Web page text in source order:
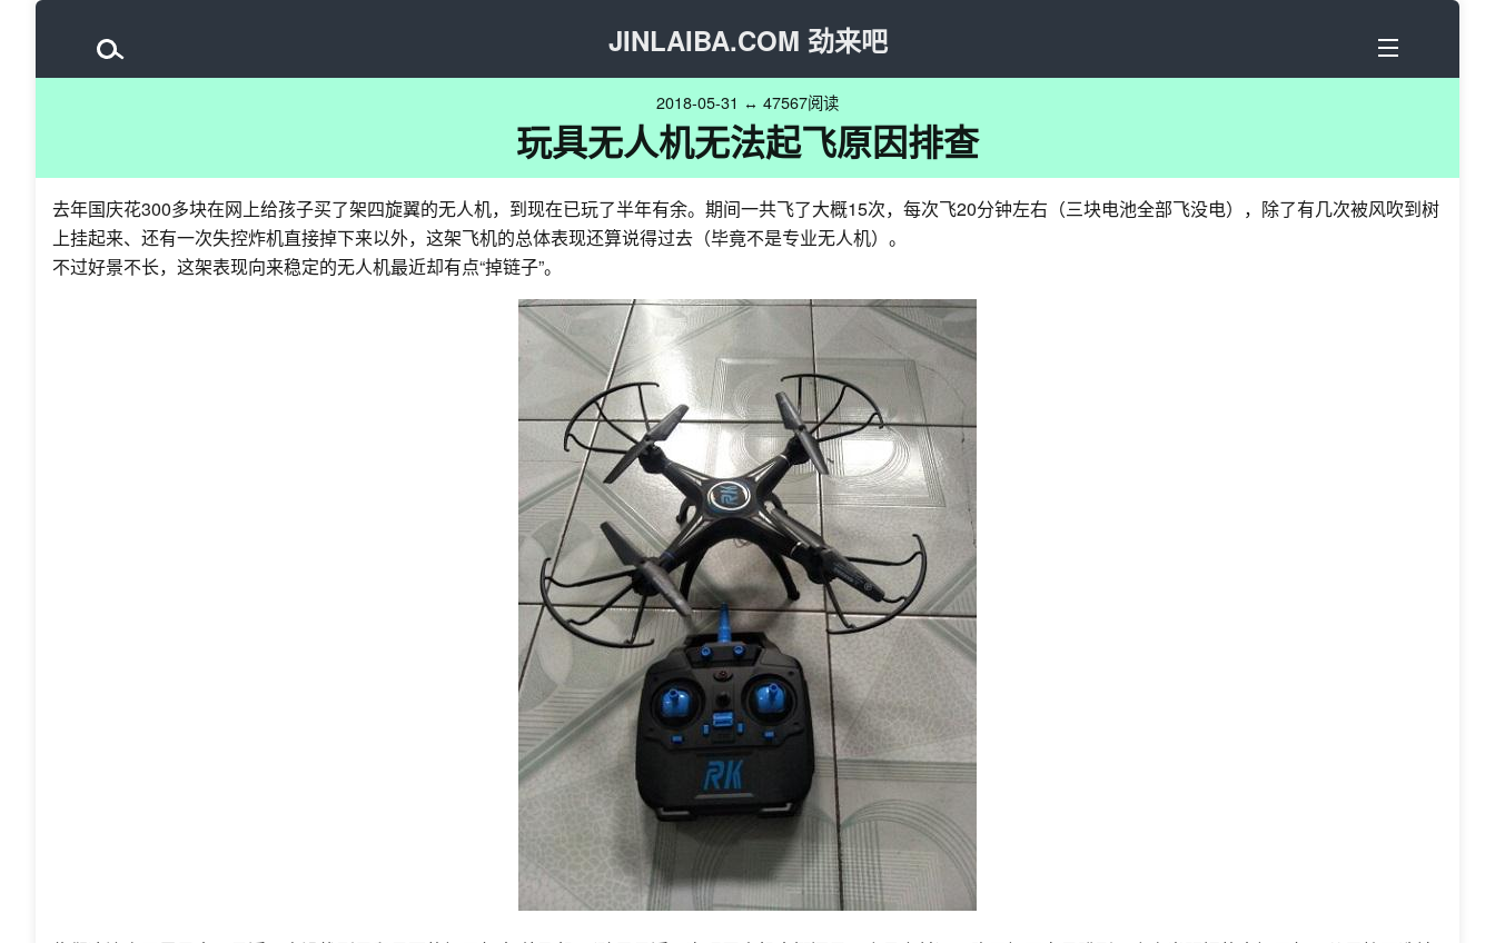
JINLAIBA.COM 劲来吧
2018-05-31 ↔ 47567阅读
玩具无人机无法起飞原因排查
去年国庆花300多块在网上给孩子买了架四旋翼的无人机，到现在已玩了半年有余。期间一共飞了大概15次，每次飞20分钟左右（三块电池全部飞没电），除了有几次被风吹到树
上挂起来、还有一次失控炸机直接掉下来以外，这架飞机的总体表现还算说得过去（毕竟不是专业无人机）。
不过好景不长，这架表现向来稳定的无人机最近却有点“掉链子”。